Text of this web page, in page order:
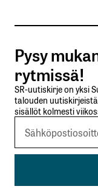
Tilaa
Lähetä
Pysy
rytmissä!
SR-uutiskirje on yksi
talouden
sisällöt kolmesti